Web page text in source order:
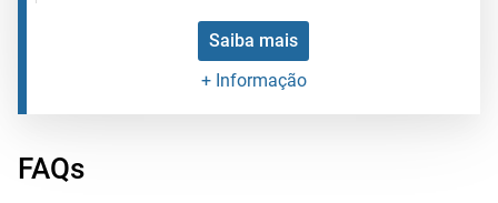
Saiba mais
+ Informação
FAQs